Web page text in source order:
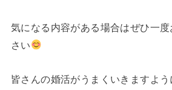
気になる内容がある場合はぜひ一
さい
皆さんの婚活がうまくいきますよう